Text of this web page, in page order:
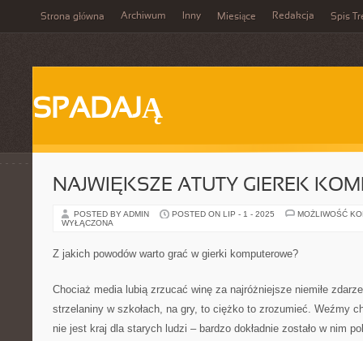
Strona główna Archiwum Inny Miesiące Redakcja Spis
SPADAJĄ
NAJWIĘKSZE ATUTY GIEREK
POSTED BY ADMIN POSTED ON LIP - 1 - 2025
MOŻLIWOŚĆ
WYŁĄCZONA
Z jakich powodów warto grać w gierki komputerowe?
Chociaż media lubią zrzucać winę za najróżniejsze niemiłe
strzelaniny w szkołach, na gry, to ciężko to zrozumieć. Weźmy
nie jest kraj dla starych ludzi – bardzo dokładnie zostało w nim